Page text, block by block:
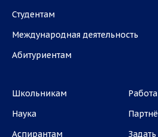
Студентам
Международная деятельность
Абитуриентам
Школьникам
Наука
Аспирантам